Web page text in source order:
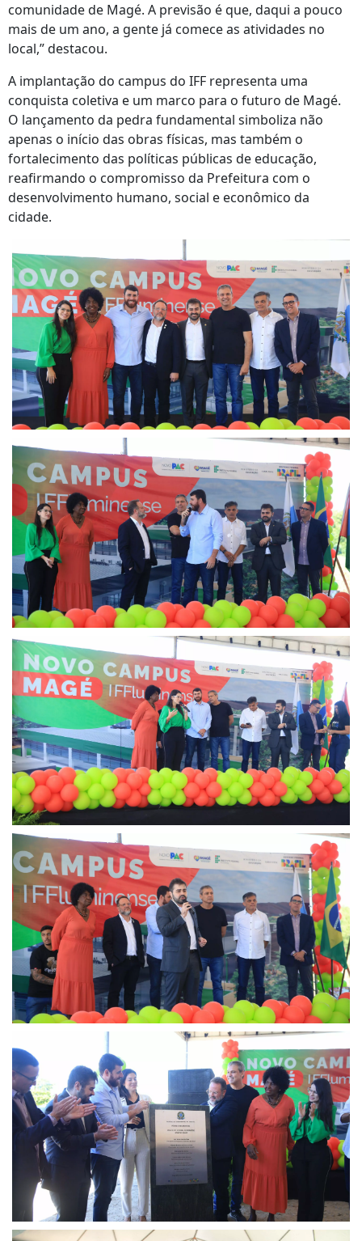
comunidade de Magé. A previsão é que, daqui a pouco
mais de um ano, a gente já comece as atividades no
local,” destacou.
A implantação do campus do IFF representa uma
conquista coletiva e um marco para o futuro de Magé.
O lançamento da pedra fundamental simboliza não
apenas o início das obras físicas, mas também o
fortalecimento das políticas públicas de educação,
reafirmando o compromisso da Prefeitura com o
desenvolvimento humano, social e econômico da
cidade.